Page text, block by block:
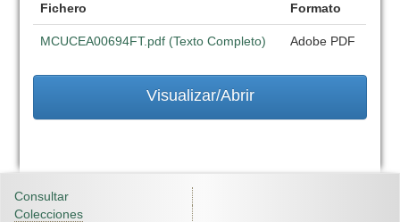
Fichero Formato
MCUCEA00694FT.pdf (Texto Completo) Adobe PDF
Visualizar/Abrir
Consultar
Colecciones